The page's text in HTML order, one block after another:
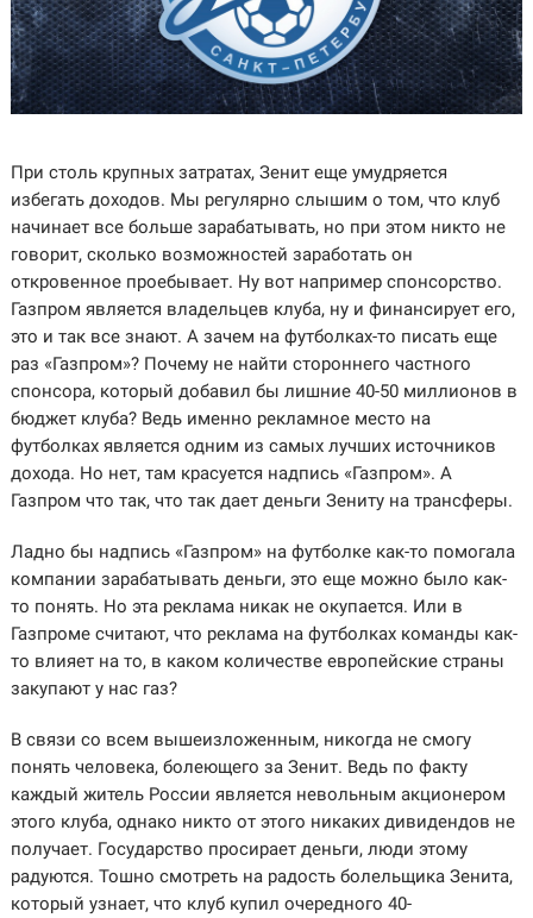
При столь крупных затратах, Зенит еще умудряется
избегать доходов. Мы регулярно слышим о том, что клуб
начинает все больше зарабатывать, но при этом никто не
говорит, сколько возможностей заработать он
откровенное проебывает. Ну вот например спонсорство.
Газпром является владельцев клуба, ну и финансирует его,
это и так все знают. А зачем на футболках-то писать еще
раз «Газпром»? Почему не найти стороннего частного
спонсора, который добавил бы лишние 40-50 миллионов в
бюджет клуба? Ведь именно рекламное место на
футболках является одним из самых лучших источников
дохода. Но нет, там красуется надпись «Газпром». А
Газпром что так, что так дает деньги Зениту на трансферы.
Ладно бы надпись «Газпром» на футболке как-то помогала
компании зарабатывать деньги, это еще можно было как-
то понять. Но эта реклама никак не окупается. Или в
Газпроме считают, что реклама на футболках команды как-
то влияет на то, в каком количестве европейские страны
закупают у нас газ?
В связи со всем вышеизложенным, никогда не смогу
понять человека, болеющего за Зенит. Ведь по факту
каждый житель России является невольным акционером
этого клуба, однако никто от этого никаких дивидендов не
получает. Государство просирает деньги, люди этому
радуются. Тошно смотреть на радость болельщика Зенита,
который узнает, что клуб купил очередного 40-